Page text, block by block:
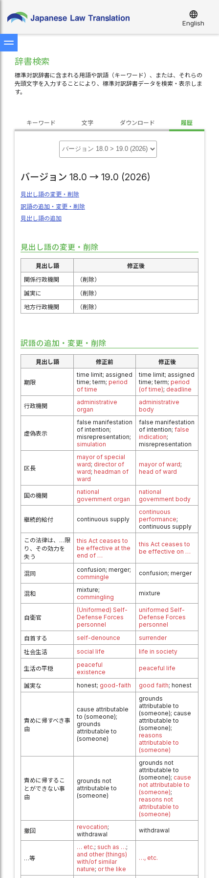
language
English
辞書検索
標準対訳辞書に含まれる用語や訳語（キーワード）、または、それらの
先頭文字を入力することにより、標準対訳辞書データを検索・表示しま
す。
キーワード 文字 ダウンロード 履歴
バージョン 18.0 → 19.0 (2026)
見出し語の変更・削除
訳語の追加・変更・削除
見出し語の追加
見出し語の変更・削除
見出し語
修正後
関係行政機関
（削除）
誠実に
（削除）
地方行政機関
（削除）
訳語の追加・変更・削除
見出し語 修正前 修正後
期限
time limit; assigned
time; term; period
of time
time limit; assigned
time; term; period
(of time); deadline
行政機関
administrative
organ
administrative
body
虚偽表示
false manifestation
of intention;
misrepresentation;
simulation
false manifestation
of intention; false
indication;
misrepresentation
区長
mayor of special
ward; director of
ward; headman of
ward
mayor of ward;
head of ward
国の機関
national
government organ
national
government body
継続的給付 continuous supply
continuous
performance;
continuous supply
この法律は、…限
り、その効力を
失う
this Act ceases to
be effective at the
end of …
this Act ceases to
be effective on …
混同
confusion; merger;
commingle
confusion; merger
混和
mixture;
commingling
mixture
自衛官
(Uniformed) Self-
Defense Forces
personnel
uniformed Self-
Defense Forces
personnel
自首する
self-denounce
surrender
社会生活
social life life in society
生活の平穏
peaceful
existence
peaceful life
誠実な honest; good-faith good faith; honest
責めに帰すべき事
由
cause attributable
to (someone);
grounds
attributable to
(someone)
grounds
attributable to
(someone); cause
attributable to
(someone);
reasons
attributable to
(someone)
責めに帰するこ
とができない事
由
grounds not
attributable to
(someone)
grounds not
attributable to
(someone); cause
not attributable to
(someone);
reasons not
attributable to
(someone)
撤回
revocation;
withdrawal
withdrawal
…等
… etc.; such as …;
and other (things)
with/of similar
nature; or the like
…, etc.